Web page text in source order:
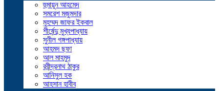
হুমায়ূন আহমেদ
সমরেশ মজুমদার
মুহম্মদ জাফর ইকবাল
শীর্ষেন্দু মুখ্যপাধ্যায়
সুনীল গঙ্গপাধ্যায়
আহমদ ছফা
আল মাহমুদ
রবীন্দ্রনাথ ঠাকুর
আনিসুল হক
আহসান হাবীব